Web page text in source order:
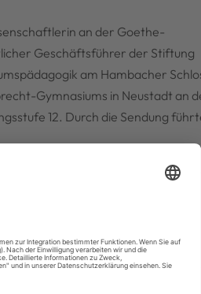
an der Goethe-
Geschäftsführer der Stiftung
am Hambacher
Gymnasiums in Neustadt an
12. Durch die Sendung
uns Demokratie heute?“